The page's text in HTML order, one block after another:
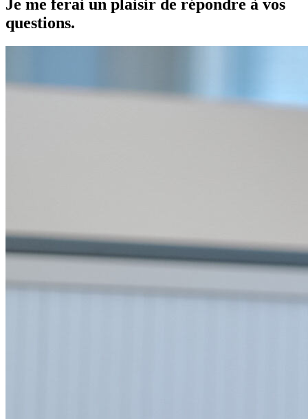
Je me ferai un plaisir de répondre à vos
questions.